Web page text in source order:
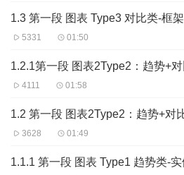
分钟搞定考研英语作文，北海老师
货！我将带着大家一起来背诵考研
型和范文，我会为大家朗读并解读
可以利用零散时间反复地听，上下
除了录音大家也要看看文字，因为
1.3 第一段 图表 Type3 对比类-框
5331 01:50
4111 01:58
1.2 第一段 图表2Type2：趋势+对
3628 01:49